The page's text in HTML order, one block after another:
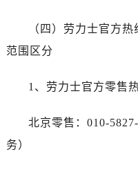
（四）劳力士官方
范围区分
1、劳力士官方零售热
北京零售：010-
务）